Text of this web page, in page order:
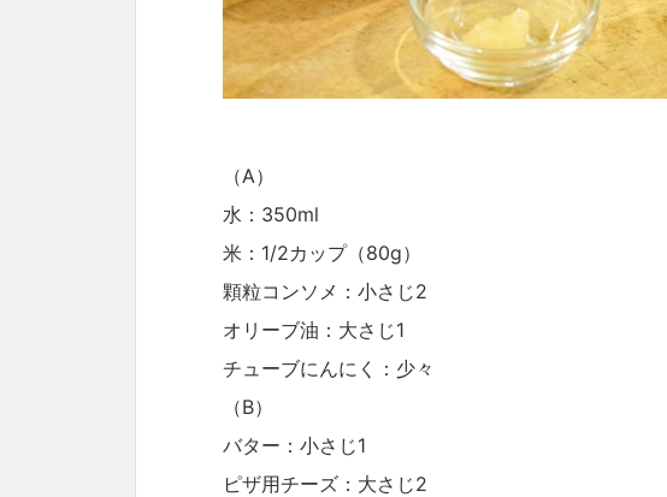
（A）
水：350ml
米：1/2カップ（80g）
顆粒コンソメ：小さじ2
オリーブ油：大さじ1
チューブにんにく：少々
（B）
バター：小さじ1
ピザ用チーズ：大さじ2